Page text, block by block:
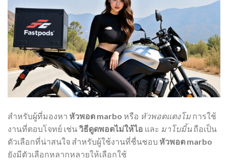
สำหรับผู้ที่มองหา หัวพอต marbo หรือ หัวพอตแตงโม การใช้
งานที่ตอบโจทย์ เช่นวิธีดูดพอตไม่ให้ไอ และ มาโบมิ้น ถือเป็น
ตัวเลือกที่น่าสนใจ สำหรับผู้ใช้งานที่ชื่นชอบ หัวพอต marbo
ยังมีตัวเลือกหลากหลายให้เลือกใช้